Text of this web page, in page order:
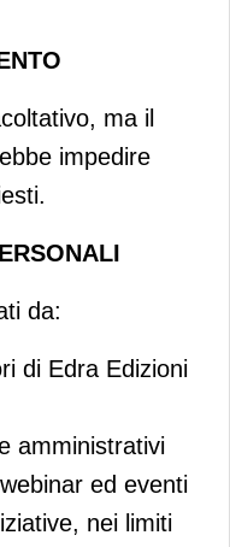
ma il
impedire
da:
di Edra Edizioni
amministrativi
ed eventi
nei limiti